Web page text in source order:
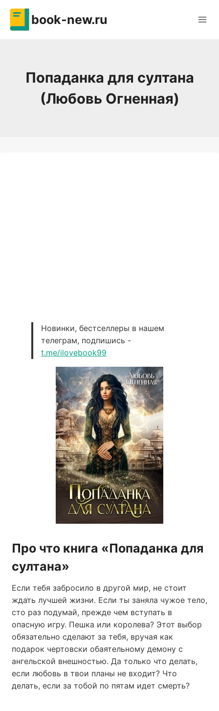
Перейти
содержимому
book-new.ru
Попаданка для султана
(Любовь Огненная)
Новинки, бестселлеры в нашем
телеграм, подпишись -
t.me/ilovebook99
Про что книга «Попаданка для
султана»
Если тебя забросило в другой мир, не стоит
ждать лучшей жизни. Если ты заняла чужое тело,
сто раз подумай, прежде чем вступать в
опасную игру. Пешка или королева? Этот выбор
обязательно сделают за тебя, вручая как
подарок чертовски обаятельному демону с
ангельской внешностью. Да только что делать,
если любовь в твои планы не входит? Что
делать, если за тобой по пятам идет смерть?